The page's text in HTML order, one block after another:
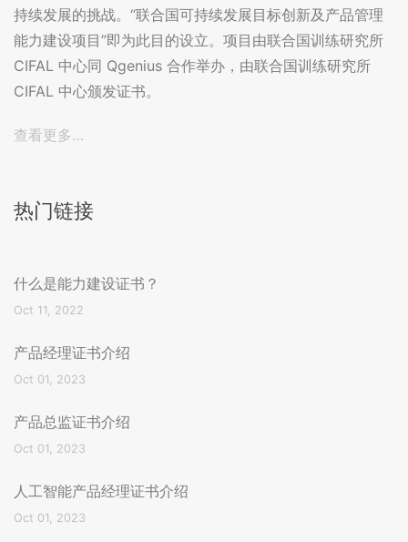
持续发展的挑战。“联合国可持续发展目标创新及产品管理
能力建设项目”即为此目的设立。项目由联合国训练研究所
CIFAL 中心同 Qgenius 合作举办，由联合国训练研究所
CIFAL 中心颁发证书。
查看更多…
热门链接
什么是能力建设证书？
Oct 11, 2022
产品经理证书介绍
Oct 01, 2023
产品总监证书介绍
Oct 01, 2023
人工智能产品经理证书介绍
Oct 01, 2023